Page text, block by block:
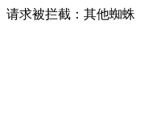
请求被拦截：其他蜘蛛